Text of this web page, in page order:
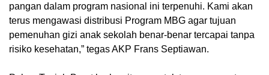
pangan dalam program nasional ini terpenuhi. Kami akan
terus mengawasi distribusi Program MBG agar tujuan
pemenuhan gizi anak sekolah benar-benar tercapai tanpa
risiko kesehatan,” tegas AKP Frans Septiawan.